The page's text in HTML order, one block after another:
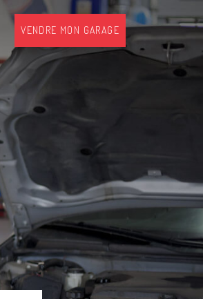
VENDRE MON GARAGE